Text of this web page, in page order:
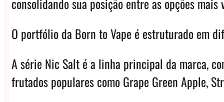
O portfólio da Born to Vape é estruturado em
A série Nic Salt é a linha principal da marca,
frutados populares como Grape Green Apple,